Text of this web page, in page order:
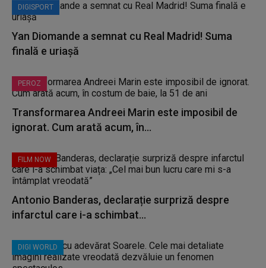
DIGISPORT
Yan Diomande a semnat cu Real Madrid! Suma
finală e uriașă
PEROZ
Transformarea Andreei Marin este imposibil de
ignorat. Cum arată acum, în...
FILM NOW
Antonio Banderas, declarație surpriză despre
infarctul care i-a schimbat...
DIGI WORLD